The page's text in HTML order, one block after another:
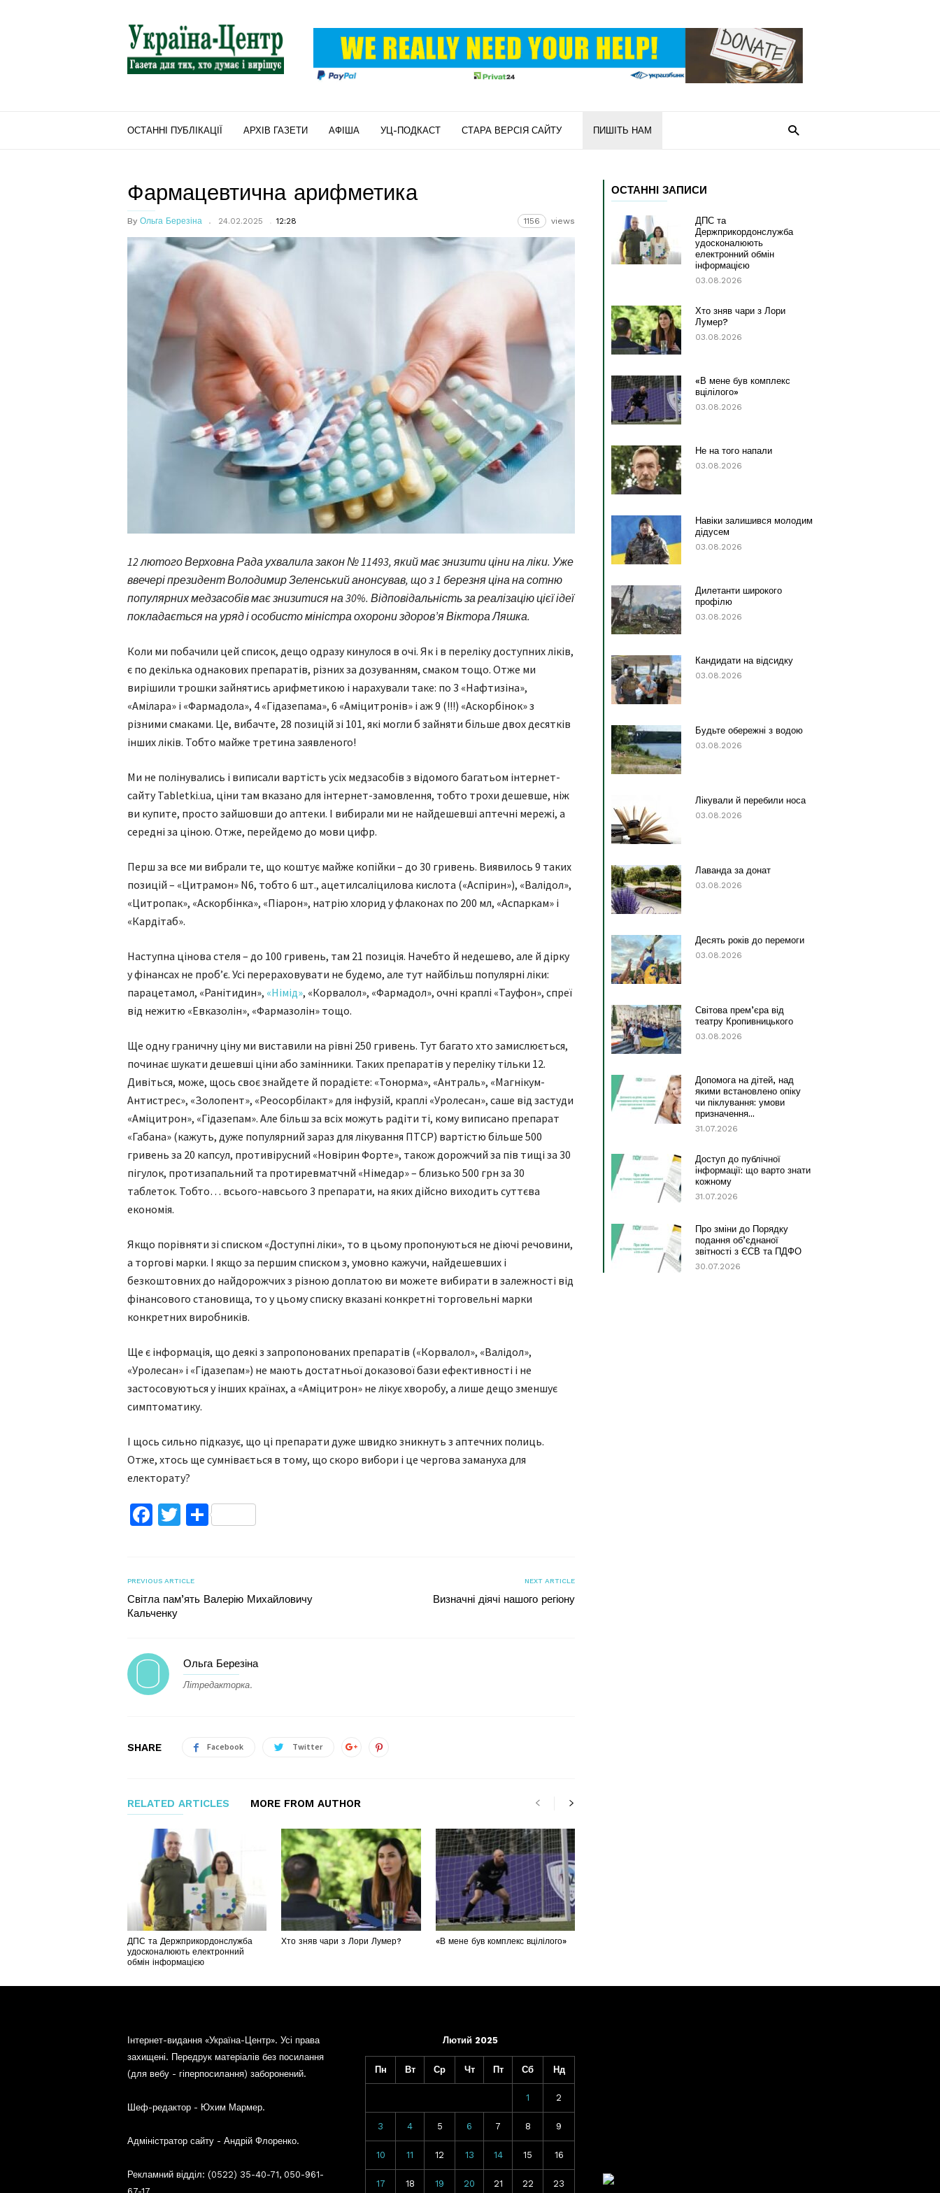
"Україна-
Центр"
ОСТАННІ ПУБЛІКАЦІЇ АРХІВ ГАЗЕТИ АФІША УЦ-ПОДКАСТ СТАРА ВЕРСІЯ САЙТУ ПИШІТЬ НАМ
Фармацевтична арифметика
By Ольга Березіна 24.02.2025 12:28 1156 views
12 лютого Верховна Рада ухвалила закон № 11493, який має знизити ціни на ліки. Уже
ввечері президент Володимир Зеленський анонсував, що з 1 березня ціна на сотню
популярних медзасобів має знизитися на 30%. Відповідальність за реалізацію цієї ідеї
покладається на уряд і особисто міністра охорони здоров’я Віктора Ляшка.
Коли ми побачили цей список, дещо одразу кинулося в очі. Як і в переліку доступних ліків,
є по декілька однакових препаратів, різних за дозуванням, смаком тощо. Отже ми
вирішили трошки зайнятись арифметикою і нарахували таке: по 3 «Нафтизіна»,
«Амілара» і «Фармадола», 4 «Гідазепама», 6 «Аміцитронів» і аж 9 (!!!) «Аскорбінок» з
різними смаками. Це, вибачте, 28 позицій зі 101, які могли б зайняти більше двох десятків
інших ліків. Тобто майже третина заявленого!
Ми не полінувались і виписали вартість усіх медзасобів з відомого багатьом інтернет-
сайту Tabletki.ua, ціни там вказано для інтернет-замовлення, тобто трохи дешевше, ніж
ви купите, просто зайшовши до аптеки. І вибирали ми не найдешевші аптечні мережі, а
середні за ціною. Отже, перейдемо до мови цифр.
Перш за все ми вибрали те, що коштує майже копійки – до 30 гривень. Виявилось 9 таких
позицій – «Цитрамон» N6, тобто 6 шт., ацетилсаліцилова кислота («Аспірин»), «Валідол»,
«Цитропак», «Аскорбінка», «Піарон», натрію хлорид у флаконах по 200 мл, «Аспаркам» і
«Кардітаб».
Наступна цінова стеля – до 100 гривень, там 21 позиція. Начебто й недешево, але й дірку
у фінансах не проб’є. Усі перераховувати не будемо, але тут найбільш популярні ліки:
парацетамол, «Ранітидин», «Німід», «Корвалол», «Фармадол», очні краплі «Тауфон», спреї
від нежитю «Евказолін», «Фармазолін» тощо.
Ще одну граничну ціну ми виставили на рівні 250 гривень. Тут багато хто замислюється,
починає шукати дешевші ціни або замінники. Таких препаратів у переліку тільки 12.
Дивіться, може, щось своє знайдете й порадієте: «Тонорма», «Антраль», «Магнікум-
Антистрес», «Золопент», «Реосорбілакт» для інфузій, краплі «Уролесан», саше від застуди
«Аміцитрон», «Гідазепам». Але більш за всіх можуть радіти ті, кому виписано препарат
«Габана» (кажуть, дуже популярний зараз для лікування ПТСР) вартістю більше 500
гривень за 20 капсул, противірусний «Новірин Форте», також дорожчий за пів тищі за 30
пігулок, протизапальний та протиревматчнй «Німедар» – близько 500 грн за 30
таблеток. Тобто… всього-навсього 3 препарати, на яких дійсно виходить суттєва
економія.
Якщо порівняти зі списком «Доступні ліки», то в цьому пропонуються не діючі речовини,
а торгові марки. І якщо за першим списком з, умовно кажучи, найдешевших і
безкоштовних до найдорожчих з різною доплатою ви можете вибирати в залежності від
фінансового становища, то у цьому списку вказані конкретні торговельні марки
конкретних виробників.
Ще є інформація, що деякі з запропонованих препаратів («Корвалол», «Валідол»,
«Уролесан» і «Гідазепам») не мають достатньої доказової бази ефективності і не
застосовуються у інших країнах, а «Аміцитрон» не лікує хворобу, а лише дещо зменшує
симптоматику.
І щось сильно підказує, що ці препарати дуже швидко зникнуть з аптечних полиць.
Отже, хтось ще сумнівається в тому, що скоро вибори і це чергова замануха для
електорату?
Facebook
TwitterПоділитися
PREVIOUS ARTICLE
Світла пам’ять Валерію Михайловичу
Кальченку
NEXT ARTICLE
Визначні діячі нашого регіону
Ольга Березіна
Літредакторка.
SHARE Facebook Twitter
RELATED ARTICLES MORE FROM AUTHOR
ДПС та Держприкордонслужба
удосконалюють електронний
обмін інформацією
Хто зняв чари з Лори Лумер? «В мене був комплекс вцілілого»
ОСТАННІ ЗАПИСИ
ДПС та
Держприкордонслужба
удосконалюють
електронний обмін
інформацією
03.08.2026
Хто зняв чари з Лори
Лумер?
03.08.2026
«В мене був комплекс
вцілілого»
03.08.2026
Не на того напали
03.08.2026
Навіки залишився молодим
дідусем
03.08.2026
Дилетанти широкого
профілю
03.08.2026
Кандидати на відсидку
03.08.2026
Будьте обережні з водою
03.08.2026
Лікували й перебили носа
03.08.2026
Лаванда за донат
03.08.2026
Десять років до перемоги
03.08.2026
Світова прем’єра від
театру Кропивницького
03.08.2026
Допомога на дітей, над
якими встановлено опіку
чи піклування: умови
призначення...
31.07.2026
Доступ до публічної
інформації: що варто знати
кожному
31.07.2026
Про зміни до Порядку
подання об’єднаної
звітності з ЄСВ та ПДФО
30.07.2026
Інтернет-видання «Україна-Центр». Усі права
захищені. Передрук матеріалів без посилання
(для вебу - гіперпосилання) заборонений.
Шеф-редактор - Юхим Мармер.
Адміністратор сайту - Андрій Флоренко.
Рекламний відділ: (0522) 35-40-71, 050-961-
Лютий 2025
Пн Вт Ср Чт Пт Сб Нд
1 2
3 4 5 6 7 8 9
10 11 12 13 14 15 16
17 18 19 20 21 22 23